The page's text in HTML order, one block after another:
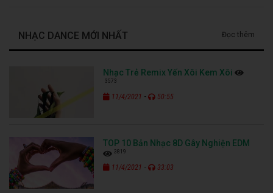
NHẠC DANCE MỚI NHẤT Đọc thêm
Nhạc Trẻ Remix Yến Xôi Kem Xôi
3573
11/4/2021 - 50:55
TOP 10 Bản Nhạc 8D Gây Nghiện EDM
3819
11/4/2021 - 33:03